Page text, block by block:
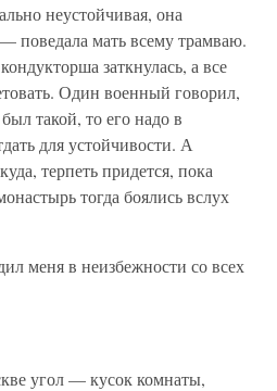
неустойчивая, она
поведала мать всему трамваю.
заткнулась, а все
Один военный говорил,
такой, то его надо в
для устойчивости. А
терпеть придется, пока
тогда боялись вслух
меня в неизбежности со всех
угол — кусок комнаты,